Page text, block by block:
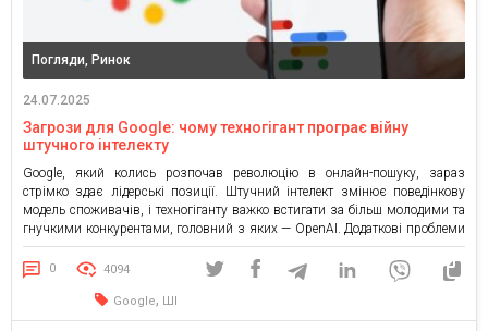
Погляди, Ринок
24.07.2025
Загрози для Google: чому техногігант програє війну
штучного інтелекту
Google, який колись розпочав революцію в онлайн-пошуку, зараз
стрімко здає лідерські позиції. Штучний інтелект змінює поведінкову
модель споживачів, і техногіганту важко встигати за більш молодими та
гнучкими конкурентами, головний з яких — OpenAI. Додаткові проблеми
створюють численні розслідування проти компанії в ЄС та США. При
цьому поки виглядає так, що плану Б керівництво Google не […]
0 4094
Google, ШІ